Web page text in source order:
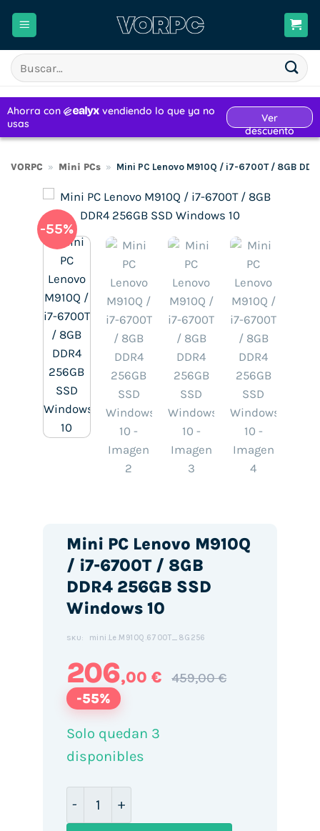
Buscar
por:
VORPC » Mini PCs » Mini PC Lenovo M910Q / i7-6700T / 8GB
-55%
Mini PC Lenovo M910Q
/ i7-6700T / 8GB
DDR4 256GB SSD
Windows 10
SKU: mini.Le.M910Q.6700T_8G256
206,00 € 459,00 €
-55%
Solo quedan 3
disponibles